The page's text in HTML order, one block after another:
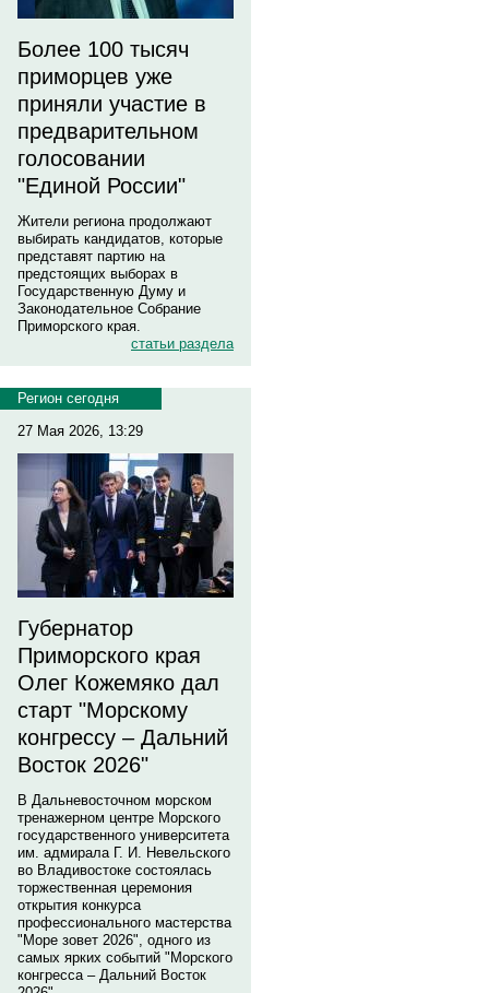
Более 100 тысяч
приморцев уже
приняли участие в
предварительном
голосовании
"Единой России"
Жители региона продолжают
выбирать кандидатов, которые
представят партию на
предстоящих выборах в
Государственную Думу и
Законодательное Собрание
Приморского края.
статьи раздела
Регион сегодня
27 Мая 2026, 13:29
Губернатор
Приморского края
Олег Кожемяко дал
старт "Морскому
конгрессу – Дальний
Восток 2026"
В Дальневосточном морском
тренажерном центре Морского
государственного университета
им. адмирала Г. И. Невельского
во Владивостоке состоялась
торжественная церемония
открытия конкурса
профессионального мастерства
"Море зовет 2026", одного из
самых ярких событий "Морского
конгресса – Дальний Восток